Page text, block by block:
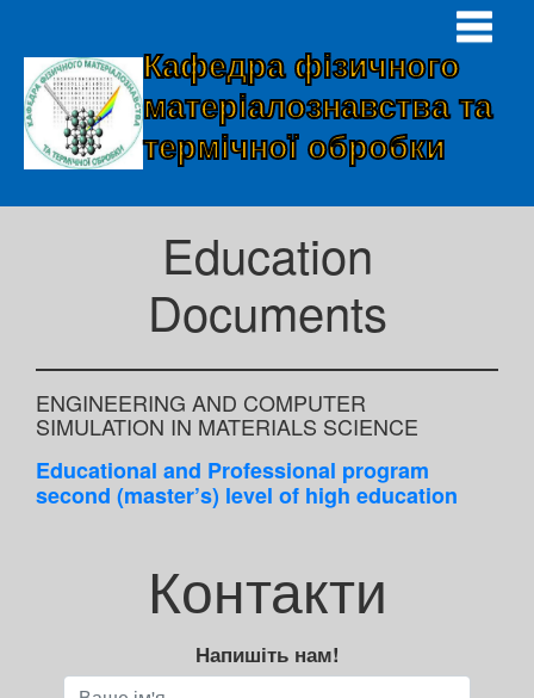
Кафедра фізичного
матеріалознавства та
термічної обробки
Education
Documents
ENGINEERING AND COMPUTER
SIMULATION IN MATERIALS SCIENCE
Educational and Professional program
second (master’s) level of high education
Контакти
Напишіть нам!